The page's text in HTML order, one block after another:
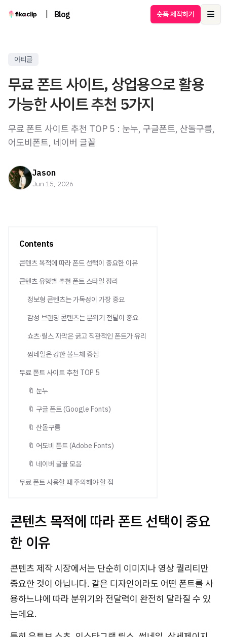
Blog 숏폼 제작하기
아티클
무료 폰트 사이트, 상업용으로 활용
가능한 사이트 추천 5가지
무료 폰트 사이트 추천 TOP 5 : 눈누, 구글폰트, 산돌구름,
어도비폰트, 네이버 글꼴
Jason
Jun 15, 2026
Contents
콘텐츠 목적에 따라 폰트 선택이 중요한 이유
콘텐츠 유형별 추천 폰트 스타일 정리
정보형 콘텐츠는 가독성이 가장 중요
감성 브랜딩 콘텐츠는 분위기 전달이 중요
쇼츠·릴스 자막은 굵고 직관적인 폰트가 유리
썸네일은 강한 볼드체 중심
무료 폰트 사이트 추천 TOP 5
🔖 눈누
🔖 구글 폰트 (Google Fonts)
🔖 산돌구름
🔖 어도비 폰트 (Adobe Fonts)
🔖 네이버 글꼴 모음
무료 폰트 사용할 때 주의해야 할 점
콘텐츠 목적에 따라 폰트 선택이 중요
한 이유
콘텐츠 제작 시장에서는 단순히 이미지나 영상 퀄리티만
중요한 것이 아닙니다. 같은 디자인이라도 어떤 폰트를 사
용하느냐에 따라 분위기와 전달력이 완전히 달라질 수 있
는데요.